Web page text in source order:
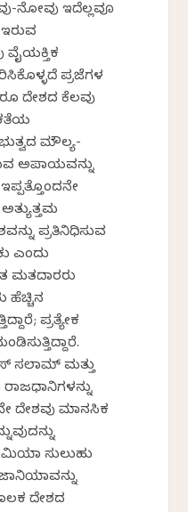
ನೋವು ಇದೆಲ್ಲವೂ
ವೈಯಕ್ತಿಕ
ಪ್ರಜೆಗಳ
ದೇಶದ ಕೆಲವು
ಮೌಲ್ಯ-
ಅಪಾಯವನ್ನು
ಪ್ರತಿನಿಧಿಸುವ
ಎಂದು
ಮತದಾರರು
ಹೆಚ್ಚಿನ
ಪ್ರತ್ಯೇಕ
ಸಲಾಮ್ ಮತ್ತು
ದೇಶವು ಮಾನಸಿಕ
ಸಮಿಯಾ ಸುಲುಹು
ದೇಶದ